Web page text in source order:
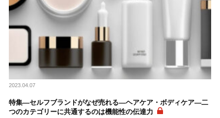
2023.04.07
特集―セルフブランドがなぜ売れる―ヘアケア・ボディケア―二
つのカテゴリーに共通するのは機能性の伝達力